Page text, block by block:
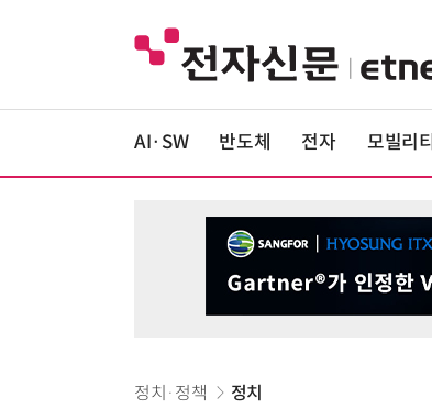
AI·SW 반도체 전자 모빌리티
정치·정책 정치